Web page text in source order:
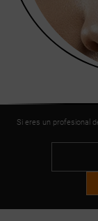
Si eres un profesional